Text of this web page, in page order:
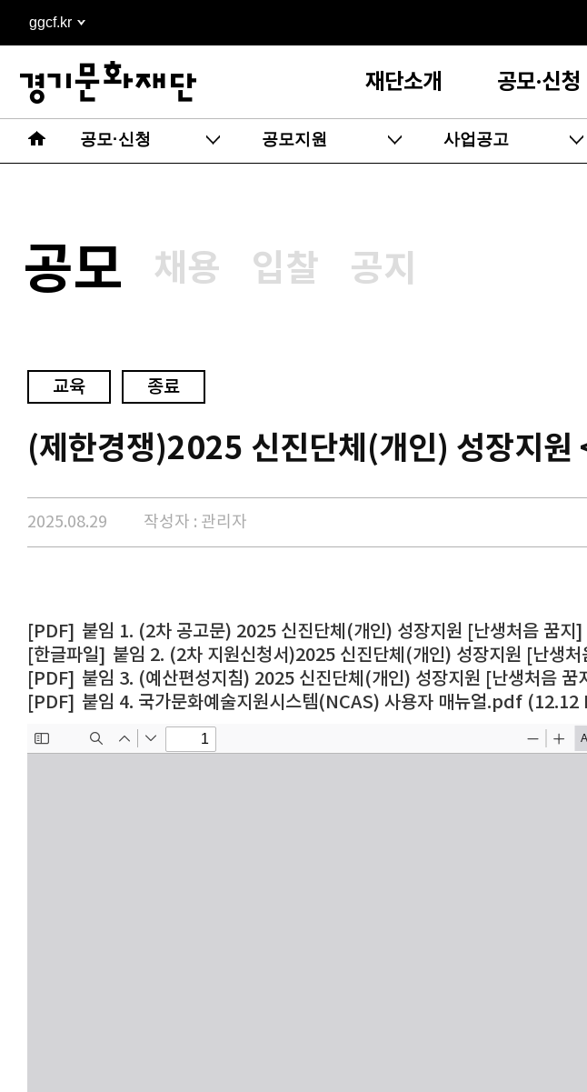
바로가기
ggcf.kr
재단소개 공모·신청
공모·신청 공모지원 사업공고
공모 채용 입찰 공지
교육 종료
(제한경쟁)2025 신진단체(개인) 성장지
2025.08.29 작성자 : 관리자
붙임 1. (2차 공고문) 2025 신진단체(개인) 성장지원 [난생처음 꿈
붙임 2. (2차 지원신청서)2025 신진단체(개인) 성장지원 [난생
붙임 3. (예산편성지침) 2025 신진단체(개인) 성장지원 [난생처음
붙임 4. 국가문화예술지원시스템(NCAS) 사용자 매뉴얼.pdf (12.12